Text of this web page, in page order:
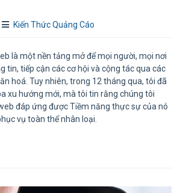
Kiến Thức Quảng Cáo
là một nền tảng mở để mọi người, mọi nơi
tin, tiếp cận các cơ hội và cộng tác qua các
hoá. Tuy nhiên, trong 12 tháng qua, tôi đã
xu hướng mới, mà tôi tin rằng chúng tôi
đáp ứng được Tiềm năng thực sự của nó
vụ toàn thể nhân loại.